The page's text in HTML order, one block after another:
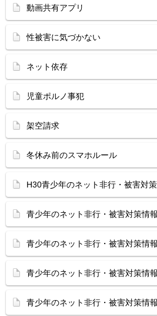
動画共有アプリ
性被害に気づかない
ネット依存
児童ポルノ事犯
架空請求
冬休み前のスマホルール
H30青少年のネット非行・被害対
青少年のネット非行・被害対策情
青少年のネット非行・被害対策
青少年のネット非行・被害対策
青少年のネット非行・被害対策